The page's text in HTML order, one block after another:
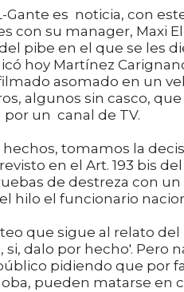
Gante es noticia, con
con su manager, Maxi
pibe en el que se les
hoy Martínez
asomado en un
algunos sin casco,
un canal de TV.
hechos, tomamos la
en el Art. 193 bis
de destreza con
hilo el funcionario
que sigue al relato
si, dalo por hecho'. Pero
pidiendo que por
pueden matarse en